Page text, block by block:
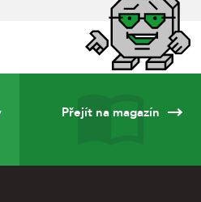
Přejít na magazín